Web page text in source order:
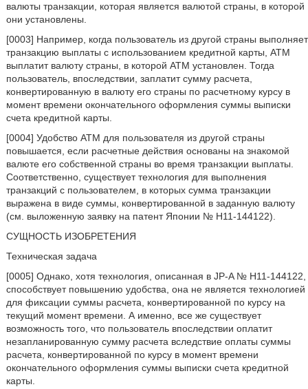
валюты транзакции, которая является валютой страны, в которой
они установлены.
[0003] Например, когда пользователь из другой страны выполняет
транзакцию выплаты с использованием кредитной карты, ATM
выплатит валюту страны, в которой ATM установлен. Тогда
пользователь, впоследствии, заплатит сумму расчета,
конвертированную в валюту его страны по расчетному курсу в
момент времени окончательного оформления суммы выписки
счета кредитной карты.
[0004] Удобство ATM для пользователя из другой страны
повышается, если расчетные действия основаны на знакомой
валюте его собственной страны во время транзакции выплаты.
Соответственно, существует технология для выполнения
транзакций с пользователем, в которых сумма транзакции
выражена в виде суммы, конвертированной в заданную валюту
(см. выложенную заявку на патент Японии № H11-144122).
СУЩНОСТЬ ИЗОБРЕТЕНИЯ
Техническая задача
[0005] Однако, хотя технология, описанная в JP-A № H11-144122,
способствует повышению удобства, она не является технологией
для фиксации суммы расчета, конвертированной по курсу на
текущий момент времени. А именно, все же существует
возможность того, что пользователь впоследствии оплатит
незапланированную сумму расчета вследствие оплаты суммы
расчета, конвертированной по курсу в момент времени
окончательного оформления суммы выписки счета кредитной
карты.